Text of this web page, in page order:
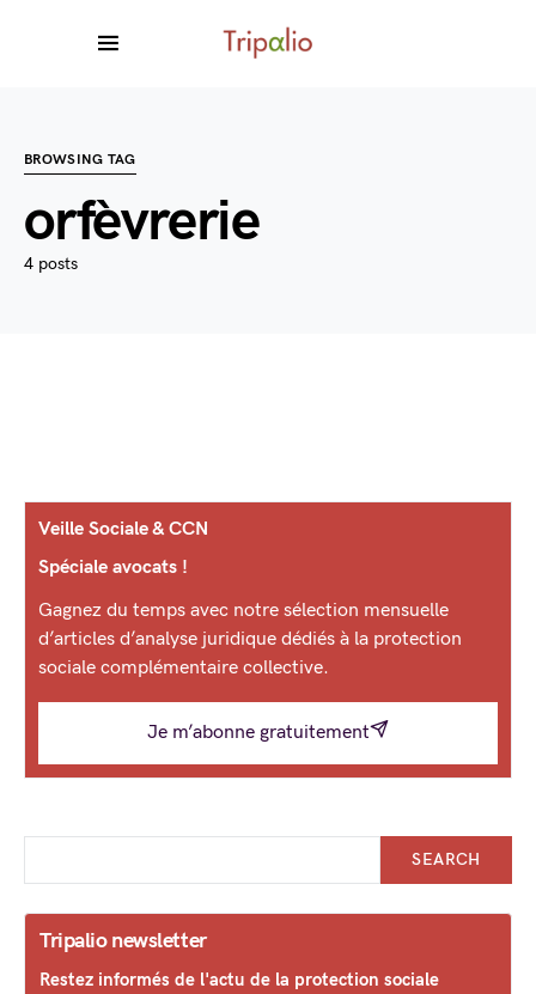
BROWSING TAG
orfèvrerie
4 posts
Veille Sociale & CCN
Spéciale avocats !
Gagnez du temps avec notre sélection mensuelle
d’articles d’analyse juridique dédiés à la protection
sociale complémentaire collective.
Je m’abonne gratuitement
SEARCH
Tripalio newsletter
Restez informés de l'actu de la protection sociale